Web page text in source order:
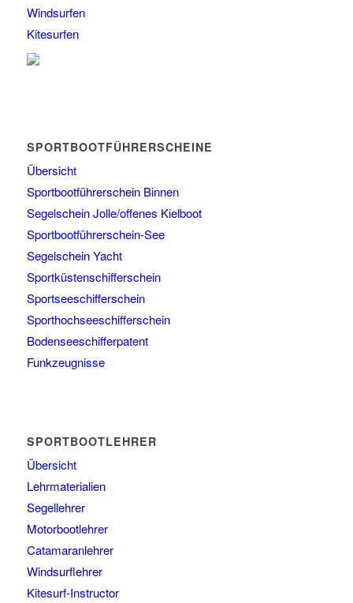
Windsurfen
Kitesurfen
SPORTBOOTFÜHRERSCHEINE
Übersicht
Sportbootführerschein Binnen
Segelschein Jolle/offenes Kielboot
Sportbootführerschein-See
Segelschein Yacht
Sportküstenschifferschein
Sportseeschifferschein
Sporthochseeschifferschein
Bodenseeschifferpatent
Funkzeugnisse
SPORTBOOTLEHRER
Übersicht
Lehrmaterialien
Segellehrer
Motorbootlehrer
Catamaranlehrer
Windsurflehrer
Kitesurf-Instructor